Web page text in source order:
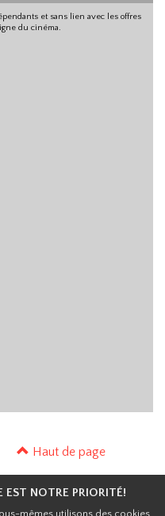
EST NOTRE PRIORITÉ!
mêmes utilisons des cookies,
Bande-annonce
et sans lien avec les offres
du cinéma.
Haut de page
83110 Sanary-sur-Mer
| Tel : 04 94 74 21 77